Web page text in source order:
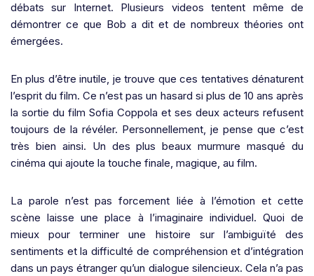
débats sur Internet. Plusieurs videos tentent même de
démontrer ce que Bob a dit et de nombreux théories ont
émergées.
En plus d’être inutile, je trouve que ces tentatives dénaturent
l’esprit du film.Ce n’est pas un hasard si plus de 10 ans après
la sortie du film Sofia Coppola et ses deux acteurs refusent
toujours de la révéler. Personnellement, je pense que c’est
très bien ainsi. Un des plus beaux murmure masqué du
cinéma qui ajoute la touche finale, magique, au film.
La parole n’est pas forcement liée à l’émotion et cette
scène laisse une place à l’imaginaire individuel. Quoi de
mieux pour terminer une histoire sur l’ambiguïté des
sentiments et la difficulté de compréhension et d’intégration
dans un pays étranger qu’un dialogue silencieux. Cela n’a pas